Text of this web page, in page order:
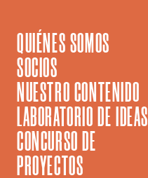
QUIÉNES SOMOS
SOCIOS
NUESTRO CONTENIDO
LABORATORIO DE IDEAS
CONCURSO DE
PROYECTOS